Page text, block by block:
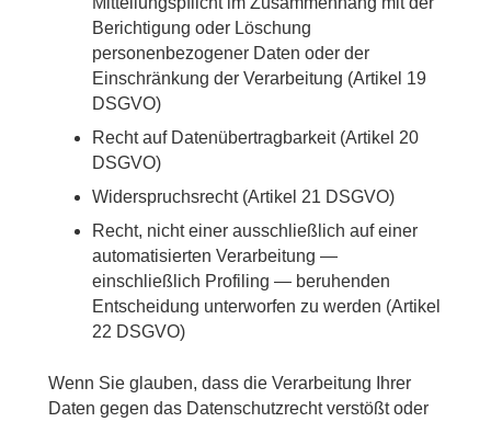
Berichtigung oder Löschung
personenbezogener Daten oder der
Einschränkung der Verarbeitung (Artikel 19
DSGVO)
Recht auf Datenübertragbarkeit (Artikel 20
DSGVO)
Widerspruchsrecht (Artikel 21 DSGVO)
Recht, nicht einer ausschließlich auf einer
automatisierten Verarbeitung —
einschließlich Profiling — beruhenden
Entscheidung unterworfen zu werden (Artikel
22 DSGVO)
Wenn Sie glauben, dass die Verarbeitung Ihrer
Daten gegen das Datenschutzrecht verstößt oder